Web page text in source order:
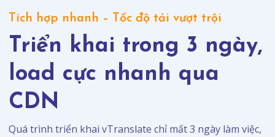
Tích hợp nhanh – Tốc độ tải vượt trội
Triển khai trong 3 ngày,
load cực nhanh qua
CDN
Quá trình triển khai vTranslate chỉ mất 3 ngày làm việc,